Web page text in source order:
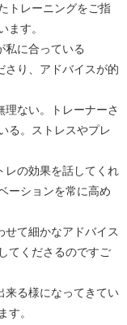
トレーニングをご指
ます。
私に合っている
さり、アドバイスが的
ない。トレーナーさ
る。ストレスやプレ
レの効果を話してくれ
ーションを常に高め
て細かなアドバイス
てくださるのですご
来る様になってきてい
す。